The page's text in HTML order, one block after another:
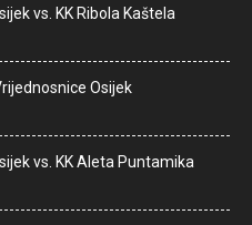
vs. KK Ribola Kaštela
Osijek
vs. KK Aleta Puntamika